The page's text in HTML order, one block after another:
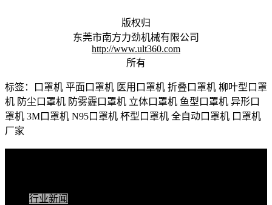
版权归
东莞市南方力劲机械有限公司
http://www.ult360.com
所有
标签：口罩机 平面口罩机 医用口罩机 折叠口罩机 柳叶型口罩
机 防尘口罩机 防雾霾口罩机 立体口罩机 鱼型口罩机 异形口
罩机 3M口罩机 N95口罩机 杯型口罩机 全自动口罩机 口罩机
厂家
行业新闻